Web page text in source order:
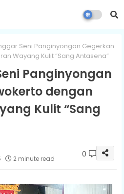
Seni Panginyongan Gegerkan
Wayang Kulit “Sang Antasena”
Panginyongan
dengan
Kulit “Sang
2 minute read 0